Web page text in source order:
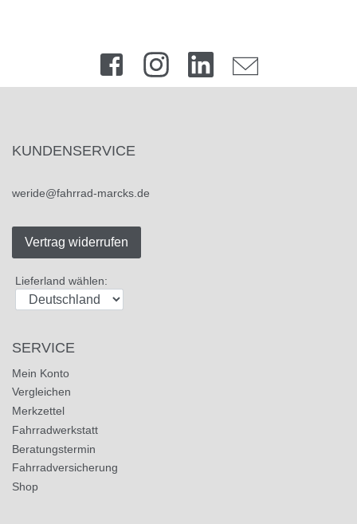
KUNDENSERVICE
weride@fahrrad-marcks.de
Vertrag widerrufen
Lieferland wählen:
SERVICE
Mein Konto
Vergleichen
Merkzettel
Fahrradwerkstatt
Beratungstermin
Fahrradversicherung
Shop